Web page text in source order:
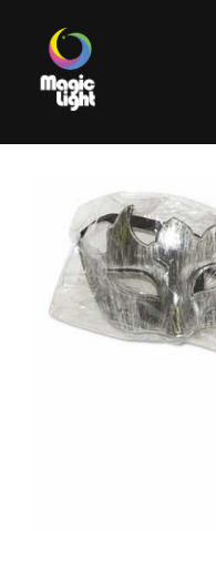
Produits
Les plus